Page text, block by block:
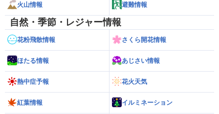
火山情報 避難情報
自然・季節・レジャー情報
花粉飛散情報 さくら開花情報
ほたる情報 あじさい情報
熱中症予報 花火天気
紅葉情報 イルミネーション